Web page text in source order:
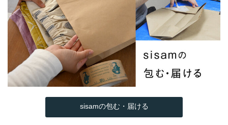
sisamの包む・届ける